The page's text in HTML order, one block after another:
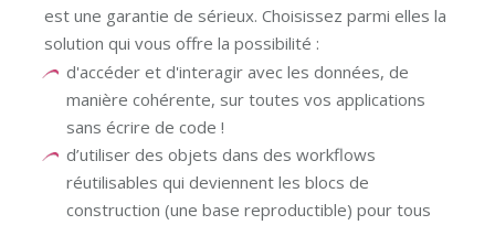
est une garantie de sérieux. Choisissez parmi elles la
solution qui vous offre la possibilité :
d'accéder et d'interagir avec les données, de
manière cohérente, sur toutes vos applications
sans écrire de code !
d’utiliser des objets dans des workflows
réutilisables qui deviennent les blocs de
construction (une base reproductible) pour tous